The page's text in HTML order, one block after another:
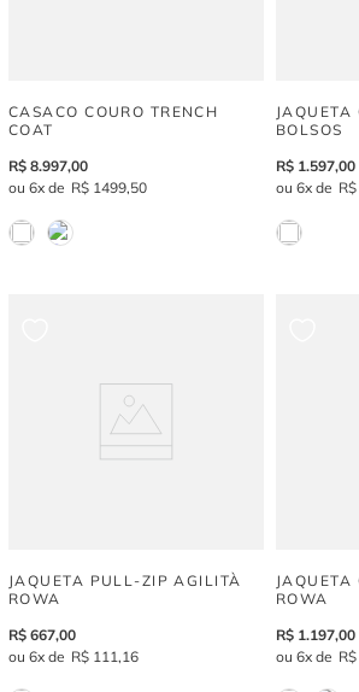
CASACO COURO TRENCH
COAT
R$ 8.997,00
6
R$ 1499,50
JAQUETA
BOLSOS
R$ 1.597,00
6
R$
JAQUETA PULL-ZIP AGILITÀ
ROWA
R$ 667,00
6
R$ 111,16
ROWA
R$ 1.197,00
6
R$